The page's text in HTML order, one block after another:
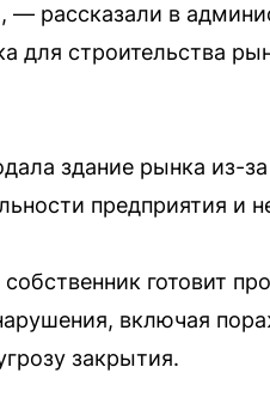
— рассказали в
для строительства
здание рынка из-
предприятия и
готовит
включая
закрытия.